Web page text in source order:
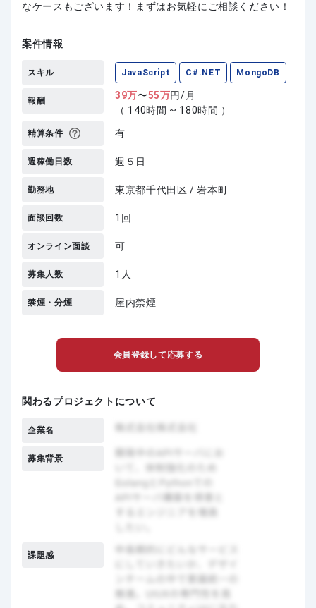
なケースもございます！まずはお気軽にご相談ください！
案件情報
スキル JavaScript C#.NET MongoDB
報酬 39万〜55万円/月
（ 140時間 ~ 180時間 ）
精算条件 有
週稼働日数 週５日
勤務地 東京都千代田区 / 岩本町
面談回数 1回
オンライン面談 可
募集人数 1人
禁煙・分煙 屋内禁煙
会員登録して応募する
関わるプロジェクトについて
企業名
募集背景
課題感